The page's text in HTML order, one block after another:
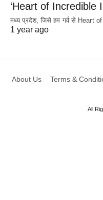
‘Heart of Incredible
मध्य प्रदेश, जिसे हम गर्व से Heart
1 year ago
About Us Terms &
All